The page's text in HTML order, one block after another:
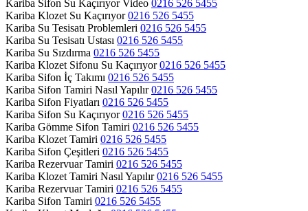
Kariba Sifon Su Kaçırıyor Video 0216 526 5455
Kariba Klozet Su Kaçırıyor0216 526 5455
Kariba Su Tesisatı Problemleri 0216 526 5455
Kariba Su Tesisatı Ustası 0216 526 5455
Kariba Su Sızdırma 0216 526 5455
Kariba Klozet Sifonu Su Kaçırıyor0216 526 5455
Kariba Sifon İç Takımı 0216 526 5455
Kariba Sifon Tamiri Nasıl Yapılır0216 526 5455
Kariba Sifon Fiyatları 0216 526 5455
Kariba Sifon Su Kaçırıyor0216 526 5455
Kariba Gömme Sifon Tamiri 0216 526 5455
Kariba Klozet Tamiri 0216 526 5455
Kariba Sifon Çeşitleri 0216 526 5455
Kariba Rezervuar Tamiri 0216 526 5455
Kariba Klozet Tamiri Nasıl Yapılır0216 526 5455
Kariba Rezervuar Tamiri 0216 526 5455
Kariba Sifon Tamiri 0216 526 5455